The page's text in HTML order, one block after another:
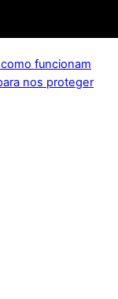
funcionam
nos proteger